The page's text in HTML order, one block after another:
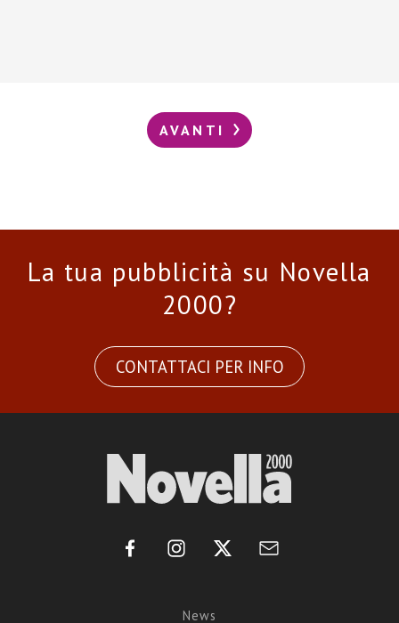
AVANTI
La tua pubblicità su Novella
2000?
CONTATTACI PER INFO
News